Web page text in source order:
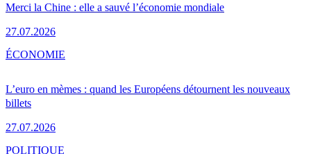
Merci la Chine : elle a sauvé l’économie mondiale
27.07.2026
L’euro en mèmes : quand les Européens détournent les nouveaux
billets
27.07.2026
ÉCONOMIE
POLITIQUE